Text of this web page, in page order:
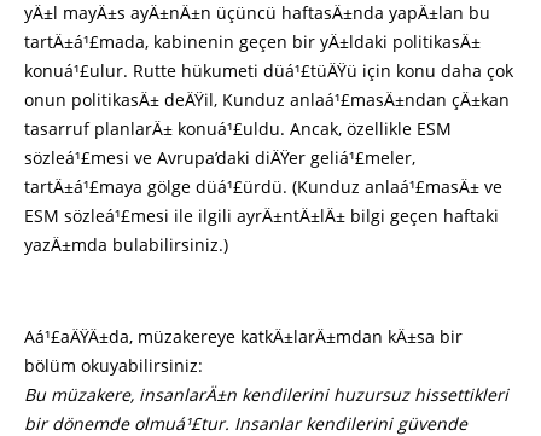
yÄ±l mayÄ±s ayÄ±nÄ±n üçüncü haftasÄ±nda yapÄ±lan bu
tartÄ±á¹£mada, kabinenin geçen bir yÄ±ldaki politikasÄ±
konuá¹£ulur. Rutte hükumeti düá¹£tüÄŸü için konu daha çok
onun politikasÄ± deÄŸil, Kunduz anlaá¹£masÄ±ndan çÄ±kan
tasarruf planlarÄ± konuá¹£uldu. Ancak, özellikle ESM
sözleá¹£mesi ve Avrupa’daki diÄŸer geliá¹£meler,
tartÄ±á¹£maya gölge düá¹£ürdü. (Kunduz anlaá¹£masÄ± ve
ESM sözleá¹£mesi ile ilgili ayrÄ±ntÄ±lÄ± bilgi geçen haftaki
yazÄ±mda bulabilirsiniz.)
Aá¹£aÄŸÄ±da, müzakereye katkÄ±larÄ±mdan kÄ±sa bir
bölüm okuyabilirsiniz:
Bu müzakere, insanlarÄ±n kendilerini huzursuz hissettikleri
bir dönemde olmuá¹£tur. Insanlar kendilerini güvende